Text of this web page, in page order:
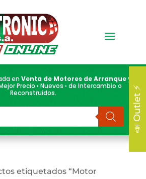
enVenta de Motores de Arranque y
Precio › Nuevos › de Intercambio o
Reconstruidos.
etiquetados “Motor
📣 Outlet ⚡